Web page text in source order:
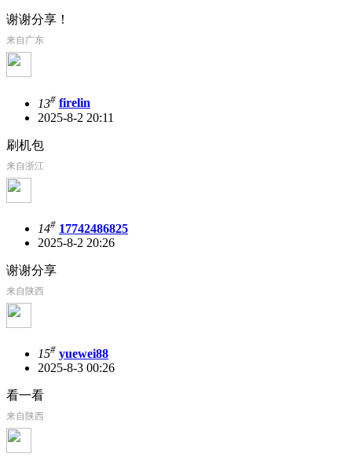
谢谢分享！
来自广东
13# firelin
2025-8-2 20:11
刷机包
来自浙江
14# 17742486825
2025-8-2 20:26
谢谢分享
来自陕西
15# yuewei88
2025-8-3 00:26
看一看
来自陕西